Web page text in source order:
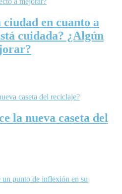
ciudad en cuanto a
cuidada? ¿Algún
la nueva caseta del